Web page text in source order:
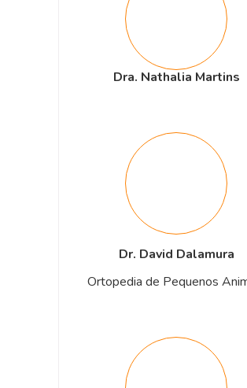
Dra. Nathalia Martins
Dr. David Dalamura
Ortopedia de Pequenos